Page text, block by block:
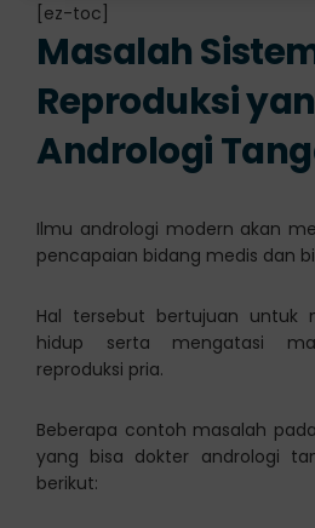
[ez-toc]
Masalah
Reproduksi
Andrologi
Ilmu andrologi modern akan
pencapaian bidang medis dan
Hal tersebut bertujuan untuk
hidup serta mengatasi
reproduksi pria.
Beberapa contoh masalah
yang bisa dokter andrologi
berikut: